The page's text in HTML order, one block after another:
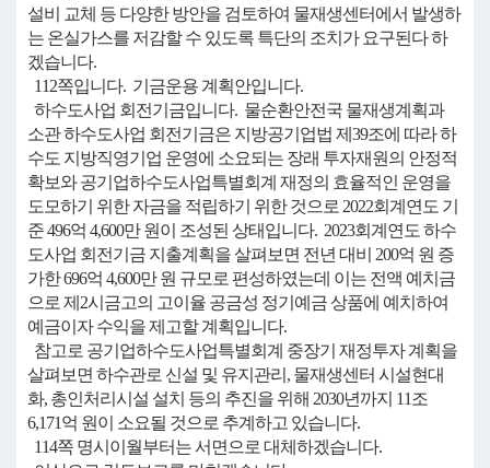
설비 교체 등 다양한 방안을 검토하여 물재생센터에서 발생하
는 온실가스를 저감할 수 있도록 특단의 조치가 요구된다 하
겠습니다.
112쪽입니다. 기금운용 계획안입니다.
하수도사업 회전기금입니다. 물순환안전국 물재생계획과
소관 하수도사업 회전기금은 지방공기업법 제39조에 따라 하
수도 지방직영기업 운영에 소요되는 장래 투자재원의 안정적
확보와 공기업하수도사업특별회계 재정의 효율적인 운영을
도모하기 위한 자금을 적립하기 위한 것으로 2022회계연도 기
준 496억 4,600만 원이 조성된 상태입니다. 2023회계연도 하수
도사업 회전기금 지출계획을 살펴보면 전년 대비 200억 원 증
가한 696억 4,600만 원 규모로 편성하였는데 이는 전액 예치금
으로 제2시금고의 고이율 공금성 정기예금 상품에 예치하여
예금이자 수익을 제고할 계획입니다.
참고로 공기업하수도사업특별회계 중장기 재정투자 계획을
살펴보면 하수관로 신설 및 유지관리, 물재생센터 시설현대
화, 총인처리시설 설치 등의 추진을 위해 2030년까지 11조
6,171억 원이 소요될 것으로 추계하고 있습니다.
114쪽 명시이월부터는 서면으로 대체하겠습니다.